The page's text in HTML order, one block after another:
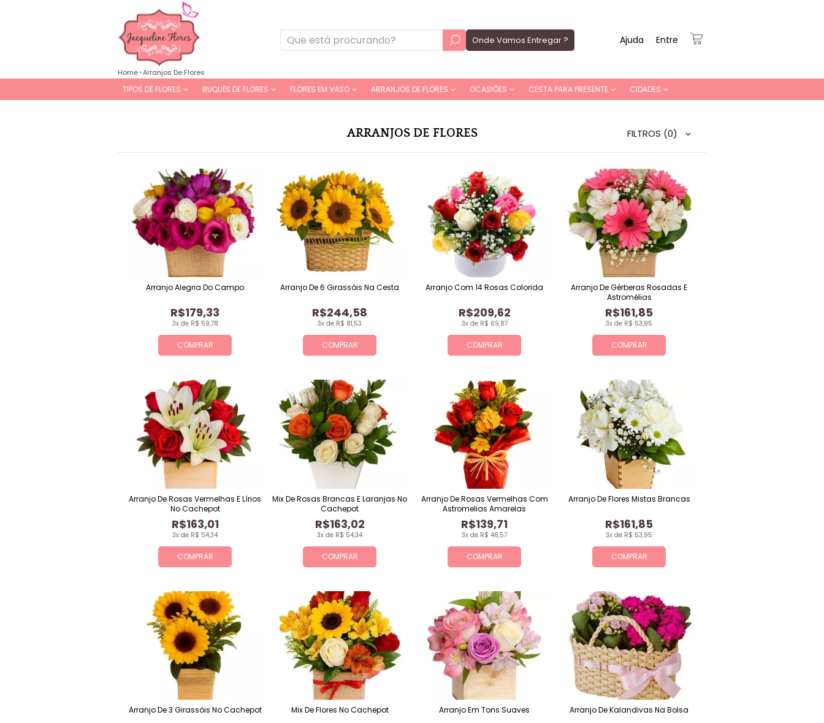
Onde Vamos Entregar ? Entre
Ajuda
TIPOS DE FLORES BUQUÊS DE FLORES FLORES EM VASO ARRANJOS DE FLORES OCASIÕES CESTA PARA PRESENTE CIDADES
Home Arranjos De Flores
ARRANJOS DE FLORES FILTROS (0)
COMPRAR
3x de R$ 59,78
R$179,33
Arranjo Alegria Do Campo
COMPRAR
3x de R$ 81,53
R$244,58
Arranjo De 6 Girassóis Na Cesta
COMPRAR
3x de R$ 69,87
R$209,62
Arranjo Com 14 Rosas Colorida
COMPRAR
3x de R$ 53,95
R$161,85
Arranjo De Gérberas Rosadas E
Astromélias
COMPRAR
3x de R$ 54,34
R$163,01
Arranjo De Rosas Vermelhas E Lírios
No Cachepot
COMPRAR
3x de R$ 54,34
R$163,02
Mix De Rosas Brancas E Laranjas No
Cachepot
COMPRAR
3x de R$ 46,57
R$139,71
Arranjo De Rosas Vermelhas Com
Astromelias Amarelas
COMPRAR
3x de R$ 53,95
R$161,85
Arranjo De Flores Mistas Brancas
Arranjo De 3 Girassóis No Cachepot Mix De Flores No Cachepot Arranjo Em Tons Suaves Arranjo De Kalandivas Na Bolsa